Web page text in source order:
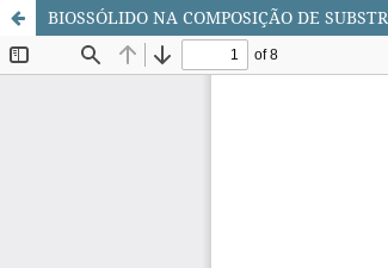
BIOSSÓLIDO NA COMPOSIÇÃO DE